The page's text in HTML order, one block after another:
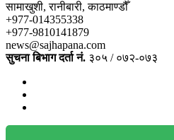
सामाखुशी, रानीबारी, काठमाण्डौँ
+977-014355338
+977-9810141879
news@sajhapana.com
सुचना बिभाग दर्ता नं. ३०५ / ०७२-०७३